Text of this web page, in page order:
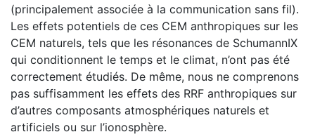
(principalement associée à la communication sans fil).
Les effets potentiels de ces CEM anthropiques sur les
CEM naturels, tels que les résonances de SchumannIX
qui conditionnent le temps et le climat, n’ont pas été
correctement étudiés. De même, nous ne comprenons
pas suffisamment les effets des RRF anthropiques sur
d’autres composants atmosphériques naturels et
artificiels ou sur l’ionosphère.